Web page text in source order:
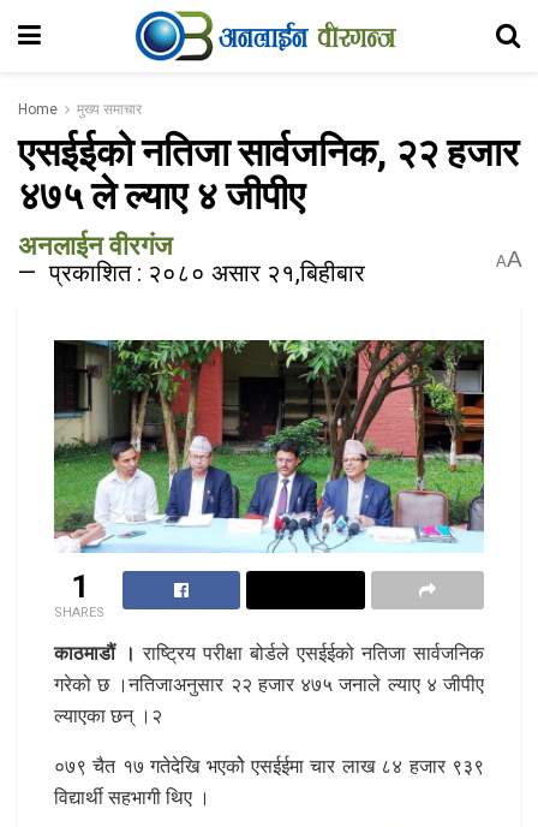
Home मुख्य समाचार
एसईईको नतिजा सार्वजनिक, २२ हजार
४७५ ले ल्याए ४ जीपीए
अनलाईन वीरगंज
प्रकाशित : २०८० असार २१,बिहीबार AA
1
SHARES
काठमाडौं । राष्ट्रिय परीक्षा बोर्डले एसईईको नतिजा सार्वजनिक
गरेको छ ।नतिजाअनुसार २२ हजार ४७५ जनाले ल्याए ४ जीपीए
ल्याएका छन् ।२
०७९ चैत १७ गतेदेखि भएकोे एसईईमा चार लाख ८४ हजार ९३९
विद्यार्थी सहभागी थिए ।